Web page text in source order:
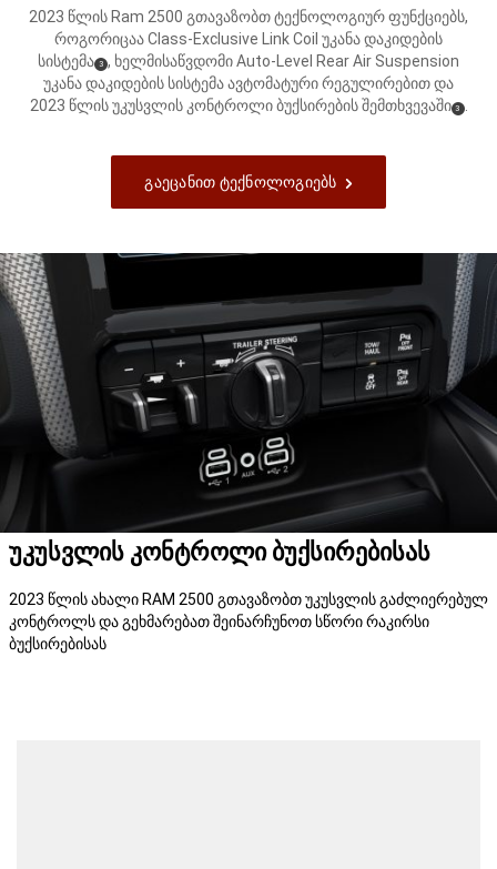
2023 წლის Ram 2500 გთავაზობთ ტექნოლოგიურ ფუნქციებს,
როგორიცაა Class-Exclusive Link Coil უკანა დაკიდების
სისტემა ( Disclosure
3) , ხელმისაწვდომი Auto-Level Rear Air Suspension
უკანა დაკიდების სისტემა ავტომატური რეგულირებით და
2023 წლის უკუსვლის კონტროლი ბუქსირებისშემთხვევაში ( Disclosure
3 .
Გაეცანით Ტექნოლოგიებს
უკუსვლის კონტროლი ბუქსირებისას
2023 წლის ახალი RAM 2500 გთავაზობთ უკუსვლის გაძლიერებულ
კონტროლს და გეხმარებათ შეინარჩუნოთ სწორი რაკირსი
ბუქსირებისას